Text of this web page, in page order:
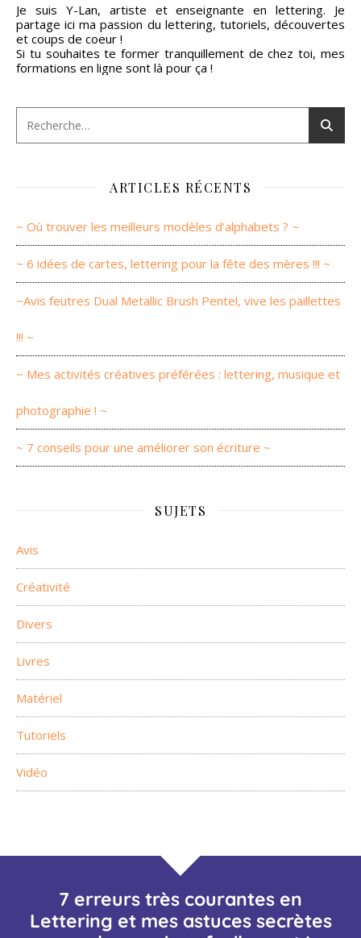
Je suis Y-Lan, artiste et enseignante en lettering. Je
partage ici ma passion du lettering, tutoriels, découvertes
et coups de coeur !
Si tu souhaites te former tranquillement de chez toi, mes
formations en ligne sont là pour ça !
ARTICLES RÉCENTS
~ Où trouver les meilleurs modèles d’alphabets ? ~
~ 6 idées de cartes, lettering pour la fête des mères !!! ~
~Avis feutres Dual Metallic Brush Pentel, vive les paillettes
!!! ~
~ Mes activités créatives préférées : lettering, musique et
photographie ! ~
~ 7 conseils pour une améliorer son écriture ~
SUJETS
Avis
Créativité
Divers
Livres
Matériel
Tutoriels
Vidéo
7 erreurs très courantes en
Lettering et mes astuces secrètes